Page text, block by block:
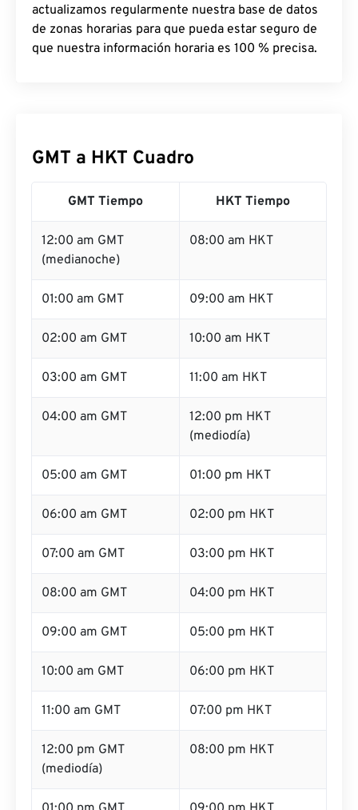
actualizamos regularmente nuestra base de datos
de zonas horarias para que pueda estar seguro de
que nuestra información horaria es 100 % precisa.
GMT a HKT Cuadro
GMT Tiempo HKT Tiempo
12:00 am GMT
(medianoche)
08:00 am HKT
01:00 am GMT 09:00 am HKT
02:00 am GMT 10:00 am HKT
03:00 am GMT 11:00 am HKT
04:00 am GMT
12:00 pm HKT
(mediodía)
05:00 am GMT 01:00 pm HKT
06:00 am GMT 02:00 pm HKT
07:00 am GMT 03:00 pm HKT
08:00 am GMT 04:00 pm HKT
09:00 am GMT 05:00 pm HKT
10:00 am GMT 06:00 pm HKT
11:00 am GMT 07:00 pm HKT
12:00 pm GMT
(mediodía)
08:00 pm HKT